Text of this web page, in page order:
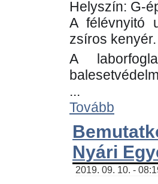
Helyszín: G-
A félévnyitó
zsíros kenyér.
A
...
Tovább
Nyári
2019. 09. 10. -